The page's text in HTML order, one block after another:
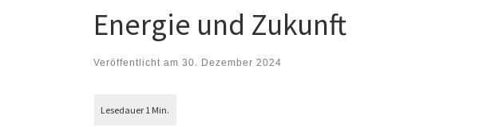
Energie und Zukunft
Veröffentlicht am 30. Dezember 2024